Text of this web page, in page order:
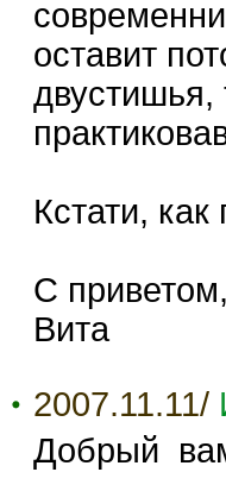
оставит
двустишья,
Кстати,
С приветом,
Вита
2007.11.11/
Добрый